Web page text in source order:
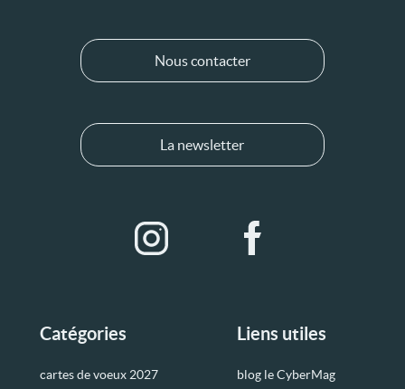
Catégories
cartes de voeux 2027
Liens utiles
blog le CyberMag
Nous contacter
La newsletter